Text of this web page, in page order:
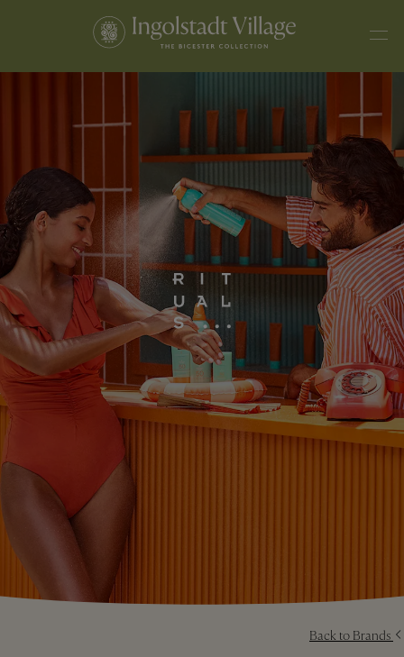
Back to Brands